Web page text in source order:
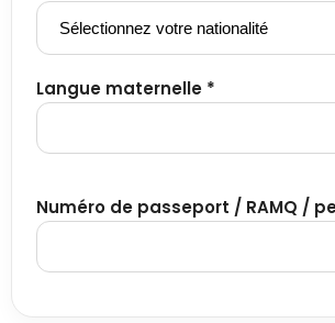
Langue maternelle *
Numéro de passeport / RAMQ /